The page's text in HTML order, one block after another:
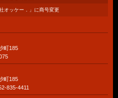
オッケー．」に商号変更
町185
町185
835-4411